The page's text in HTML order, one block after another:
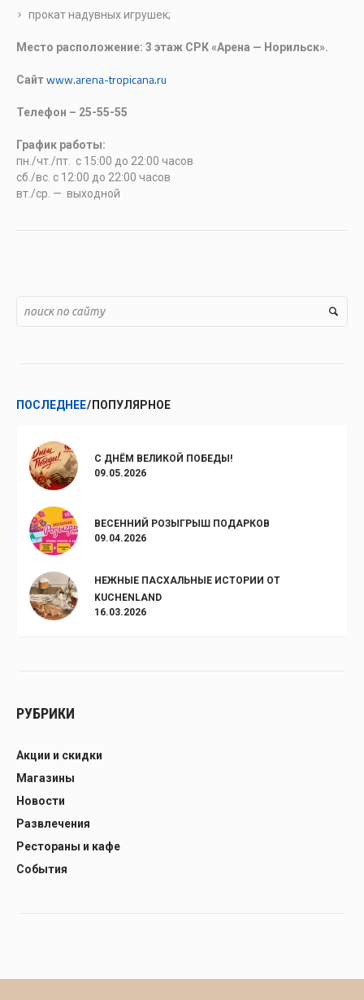
прокат надувных игрушек;
Место расположение: 3 этаж СРК «Арена — Норильск».
Сайтwww.arena-tropicana.ru
Телефон – 25-55-55
График работы:
пн./чт./пт. с 15:00 до 22:00 часов
сб./вс. с 12:00 до 22:00 часов
вт./ср. — выходной
ПОСЛЕДНЕЕ ПОПУЛЯРНОЕ
С ДНЁМ ВЕЛИКОЙ ПОБЕДЫ!
09.05.2026
ВЕСЕННИЙ РОЗЫГРЫШ ПОДАРКОВ
09.04.2026
НЕЖНЫЕ ПАСХАЛЬНЫЕ ИСТОРИИ ОТ
KUCHENLAND
16.03.2026
РУБРИКИ
Акции и скидки
Магазины
Новости
Развлечения
Рестораны и кафе
События